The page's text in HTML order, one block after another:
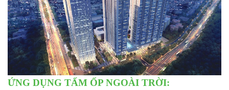
ỨNG DỤNG TẤM ỐP NGOÀI TRỜI: